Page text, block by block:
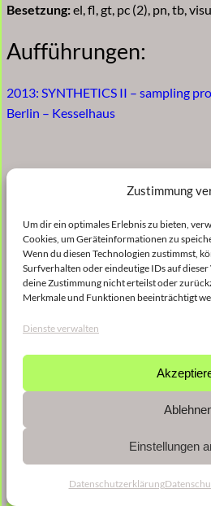
Zustimmung
Um dir ein optimales Erlebnis zu bieten,
Cookies, um Geräteinformationen zu
Wenn du diesen Technologien zustimmst,
Surfverhalten oder eindeutige IDs auf
deine Zustimmung nicht erteilst oder
Merkmale und Funktionen beeinträchtigt
Dienste verwalten
Einstellungen
Datenschutzerklärung
Besetzung:el, fl, gt, pc (2), pn, tb,
Aufführungen:
2013: SYNTHETICS II – sampling
Berlin – Kesselhaus